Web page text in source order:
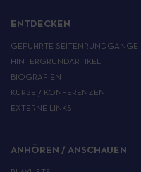
ENTDECKEN
GEFÜHRTE SEITENRUNDGÄNGE
HINTERGRUNDARTIKEL
BIOGRAFIEN
KURSE / KONFERENZEN
EXTERNE LINKS
ANHÖREN / ANSCHAUEN